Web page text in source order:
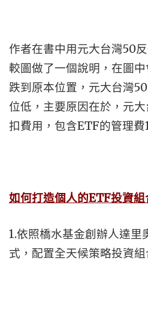
作者在書中用元大台灣50
較圖做了一個說明，在圖
跌到原本位置，元大台灣
位低，主要原因在於，元
扣費用，包含ETF的管理費
如何打造個人的ETF投資組
1.依照橋水基金創辦人達
式，配置全天候策略投資組